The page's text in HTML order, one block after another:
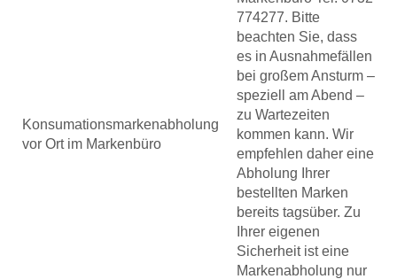
Konsumationsmarkenabholung
vor Ort im Markenbüro
774277. Bitte
beachten Sie, dass
es in Ausnahmefällen
bei großem Ansturm –
speziell am Abend –
zu Wartezeiten
kommen kann. Wir
empfehlen daher eine
Abholung Ihrer
bestellten Marken
bereits tagsüber. Zu
Ihrer eigenen
Sicherheit ist eine
Markenabholung nur